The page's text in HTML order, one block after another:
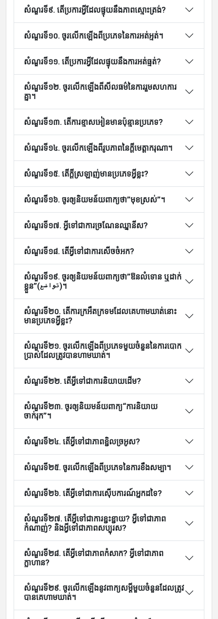
សំណួរទី៩. តើប្រការអ្វីដែលផ្ទុយនឹងភាពស្មោះត្រង់?
សំណួរទី១០. ចូរលើកឡើងពីប្រភេទនៃការអត់អ្មត់។
សំណួរទី១១. តើប្រការអ្វីដែលផ្ទុយនឹងការអត់ធ្មត់?
សំណួរទី១២. ចូរលើកឡើងពីសីលធម៌នៃការរួមសហការ
គ្នា។
សំណួរទី១៣. តើការខ្មាសអៀនមានប៉ុន្មានប្រភេទ?
សំណួរទី១៤. ចូរលើកឡើងពីរូបភាពនៃក្តីមេត្តាករុណា។
សំណួរទី១៥. តើក្តីស្រឡាញ់មានប្រភេទអ្វីខ្លះ?
សំណួរទី១៦. ចូរឲ្យនិយមន័យពាក្យថា”មុខស្រស់”។
សំណួរទី១៧. អ្វីទៅជាការច្រណែនឈ្នានីស?
សំណួរទី១៨. តើអ្វីទៅជាការសើចចំអក?
សំណួរទី១៩. ចូរឲ្យនិយមន័យពាក្យថា”ឱនលំទោន ឬដាក់
ខ្លួន”(تواضع)។
សំណួរទី២០. តើការក្រអឺតក្រទមដែលគេហាមឃាត់នោះ
មានប្រភេទអ្វីខ្លះ?
សំណួរទី២១. ចូរលើកឡើងពីប្រភេទមួយចំនួននៃការបោក
ប្រាស់ដែលត្រូវបានហាមឃាត់។
សំណួរទី២២. តើអ្វីទៅជាការនិយាយដើម?
សំណួរទី២៣. ចូរឲ្យនិយមន័យពាក្យ“ការនិយាយ
ចាក់រុក”។
សំណួរទី២៤. តើអ្វីទៅជាភាពខ្ជិលច្រអូស?
សំណួរទី២៥. ចូរលើកឡើងពីប្រភេទនៃការខឹងសម្បា។
សំណួរទី២៦. តើអ្វីទៅជាការស៊ើបការណ៍អ្នកដទៃ?
សំណួរទី២៧. តើអ្វីទៅជាការខ្ជះខ្ជាយ? អ្វីទៅជាភាព
កំណាញ់? និងអ្វីទៅជាភាពសប្បុរស?
សំណួរទី២៨. តើអ្វីទៅជាភាពកំសាក? អ្វីទៅជាភាព
ក្លាហាន?
សំណួរទី២៩. ចូរលើកឡើងនូវពាក្យសម្តីមួយចំនួនដែលត្រូវ
បានគេហាមឃាត់។